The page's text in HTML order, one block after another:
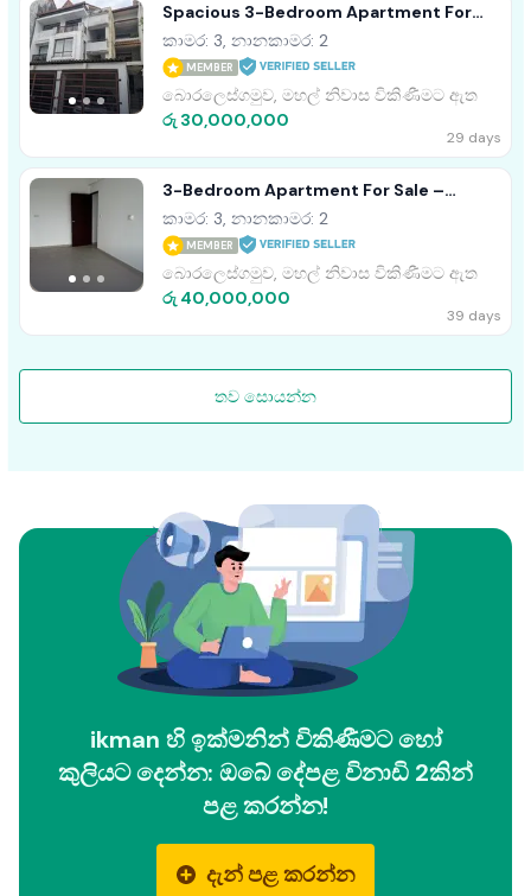
Spacious 3-Bedroom Apartment For
Sale In Boralesgamuwa
කාමර: 3, නානකාමර: 2
MEMBER
බොරලෙස්ගමුව, මහල් නිවාස විකිණීමට ඇත
රු 30,000,000
29 days
3-Bedroom Apartment For Sale –
Boralesgamuwa - (ISH072A)
කාමර: 3, නානකාමර: 2
MEMBER
බොරලෙස්ගමුව, මහල් නිවාස විකිණීමට ඇත
රු 40,000,000
39 days
තව සොයන්න
ikman හි ඉක්මනින් විකිණීමට හෝ
කුලියට දෙන්න: ඔබේ දේපළ විනාඩි 2කින්
පළ කරන්න!
දැන් පළ කරන්න